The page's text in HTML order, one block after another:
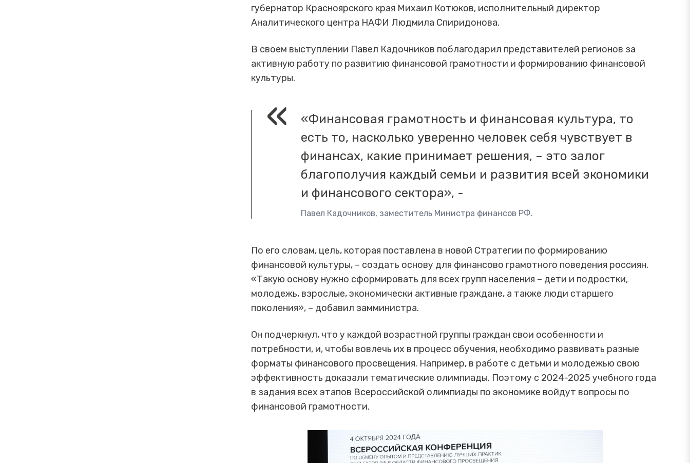
губернатор Красноярского края Михаил Котюков, исполнительный директор
Аналитического центра НАФИ Людмила Спиридонова.
В своем выступлении Павел Кадочников поблагодарил представителей регионов за
активную работу по развитию финансовой грамотности и формированию финансовой
культуры.
«Финансовая грамотность и финансовая культура, то
есть то, насколько уверенно человек себя чувствует в
финансах, какие принимает решения, – это залог
благополучия каждый семьи и развития всей экономики
и финансового сектора», -
Павел Кадочников, заместитель Министра финансов РФ.
По его словам, цель, которая поставлена в новой Стратегии по формированию
финансовой культуры, – создать основу для финансово грамотного поведения россиян.
«Такую основу нужно сформировать для всех групп населения – дети и подростки,
молодежь, взрослые, экономически активные граждане, а также люди старшего
поколения», – добавил замминистра.
Он подчеркнул, что у каждой возрастной группы граждан свои особенности и
потребности, и, чтобы вовлечь их в процесс обучения, необходимо развивать разные
форматы финансового просвещения. Например, в работе с детьми и молодежью свою
эффективность доказали тематические олимпиады. Поэтому с 2024-2025 учебного года
в задания всех этапов Всероссийской олимпиады по экономике войдут вопросы по
финансовой грамотности.